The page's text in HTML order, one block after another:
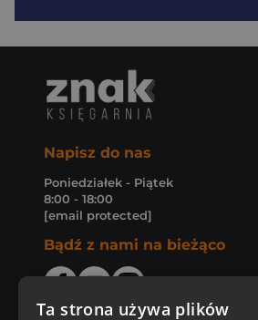
Napisz do nas
Poniedziałek - Piątek
8:00 - 18:00
[email protected]
Bądź z nami na bieżąco
Ta strona używa plików